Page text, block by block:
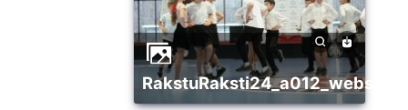
RakstuRaksti24_a012_websize